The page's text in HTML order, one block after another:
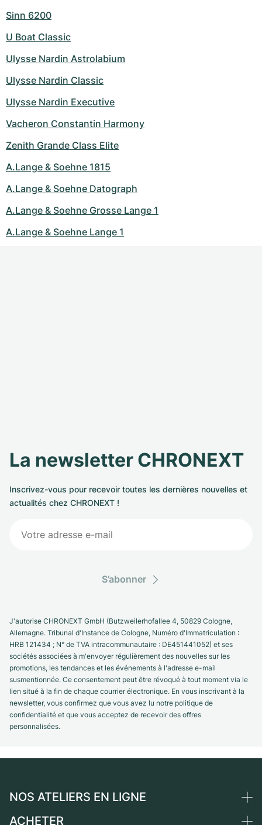
Sinn 6200
U Boat Classic
Ulysse Nardin Astrolabium
Ulysse Nardin Classic
Ulysse Nardin Executive
Vacheron Constantin Harmony
Zenith Grande Class Elite
A.Lange & Soehne 1815
A.Lange & Soehne Datograph
A.Lange & Soehne Grosse Lange 1
A.Lange & Soehne Lange 1
La newsletter CHRONEXT
Inscrivez-vous pour recevoir toutes les dernières nouvelles et
actualités chez CHRONEXT !
S’abonner
J'autorise CHRONEXT GmbH (Butzweilerhofallee 4, 50829 Cologne,
Allemagne. Tribunal d'Instance de Cologne, Numéro d'Immatriculation :
HRB 121434 ; N° de TVA intracommunautaire : DE451441052) et ses
sociétés associées à m'envoyer régulièrement des nouvelles sur les
promotions, les tendances et les événements à l'adresse e-mail
susmentionnée. Ce consentement peut être révoqué à tout moment via le
lien situé à la fin de chaque courrier électronique. En vous inscrivant à la
newsletter, vous confirmez que vous avez lu notre politique de
confidentialité et que vous acceptez de recevoir des offres
personnalisées.
NOS ATELIERS EN LIGNE
Allemagne
ACHETER